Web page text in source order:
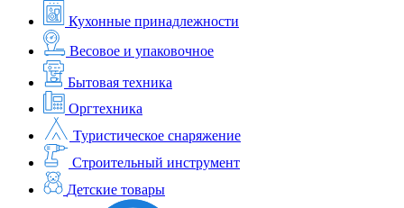
Кухонные принадлежности
Весовое и упаковочное
Бытовая техника
Оргтехника
Туристическое снаряжение
Строительный инструмент
Детские товары